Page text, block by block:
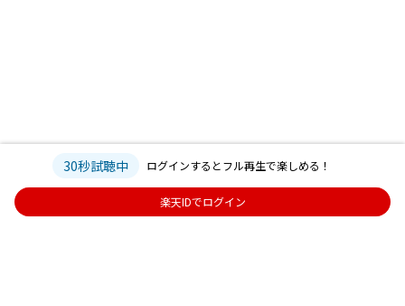
30秒試聴中 ログインするとフル再生で楽しめる！
楽天IDでログイン